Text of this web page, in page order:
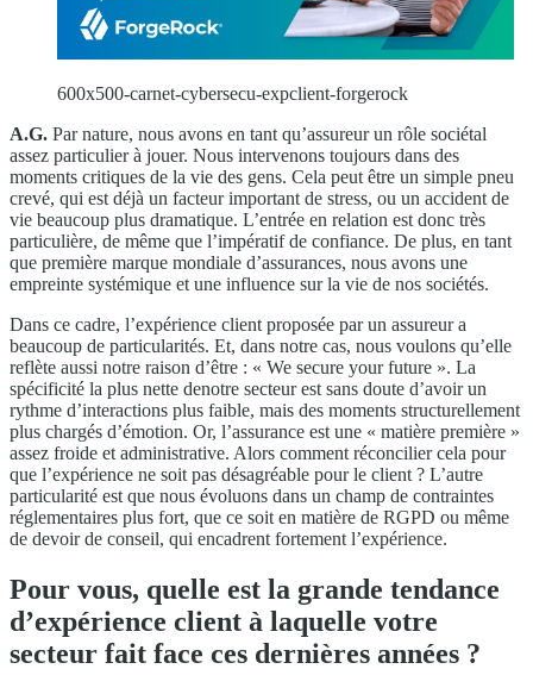
600x500-carnet-cybersecu-expclient-forgerock
A.G. Par nature, nous avons en tant qu’assureur un rôle sociétal
assez particulier à jouer. Nous intervenons toujours dans des
moments critiques de la vie des gens. Cela peut être un simple pneu
crevé, qui est déjà un facteur important de stress, ou un accident de
vie beaucoup plus dramatique. L’entrée en relation est donc très
particulière, de même que l’impératif de confiance. De plus, en tant
que première marque mondiale d’assurances, nous avons une
empreinte systémique et une influence sur la vie de nos sociétés.
Dans ce cadre, l’expérience client proposée par un assureur a
beaucoup de particularités. Et, dans notre cas, nous voulons qu’elle
reflète aussi notre raison d’être : « We secure your future ». La
spécificité la plus nette denotre secteur est sans doute d’avoir un
rythme d’interactions plus faible, mais des moments structurellement
plus chargés d’émotion. Or, l’assurance est une « matière première »
assez froide et administrative. Alors comment réconcilier cela pour
que l’expérience ne soit pas désagréable pour le client ? L’autre
particularité est que nous évoluons dans un champ de contraintes
réglementaires plus fort, que ce soit en matière de RGPD ou même
de devoir de conseil, qui encadrent fortement l’expérience.
Pour vous, quelle est la grande tendance
d’expérience client à laquelle votre
secteur fait face ces dernières années ?